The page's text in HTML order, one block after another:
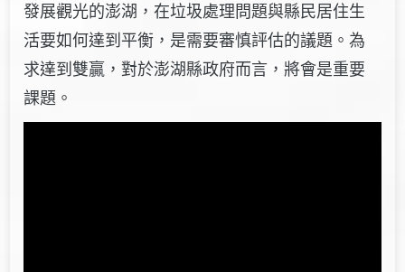
發展觀光的澎湖，在垃圾處理問題與縣民居住生
活要如何達到平衡，是需要審慎評估的議題。為
求達到雙贏，對於澎湖縣政府而言，將會是重要
課題。